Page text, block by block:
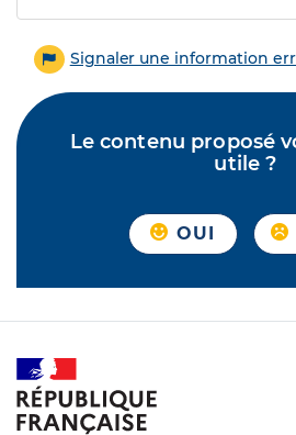
Signaler une information
Le contenu proposé
utile ?
OUI